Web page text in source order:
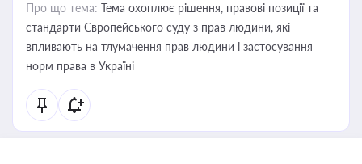
Про що тема: Тема охоплює рішення, правові позиції та
стандарти Європейського суду з прав людини, які
впливають на тлумачення прав людини і застосування
норм права в Україні